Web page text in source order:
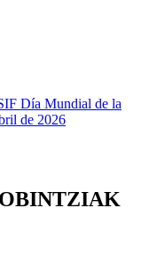
Día Mundial de la
de 2026